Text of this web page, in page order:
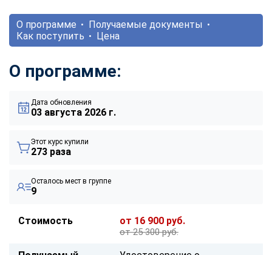
О программе
Получаемые документы
Как поступить
Цена
О программе:
Дата обновления
03 августа 2026 г.
Этот курс купили
273 раза
Осталось мест в группе
9
Стоимость от 16 900 руб.
от 25 300 руб.